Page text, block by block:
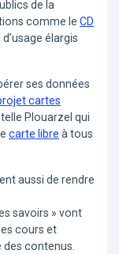
de la
comme le CD
élargis
ses données
cartes
Plouarzel qui
carte libre à tous
aussi de rendre
savoirs » vont
cours et
contenus.